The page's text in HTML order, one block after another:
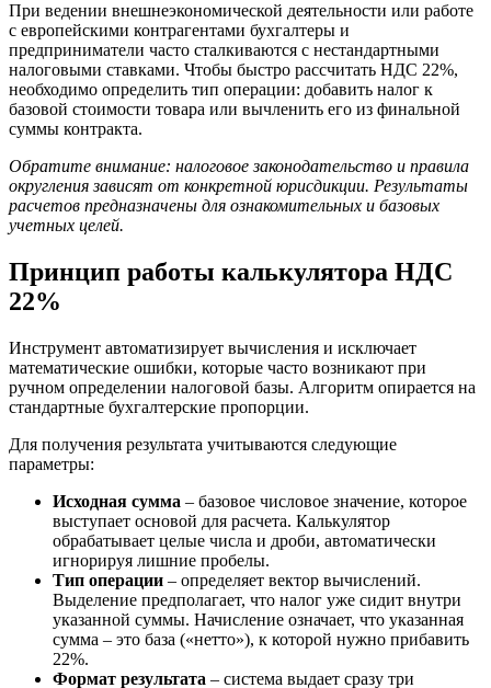
При ведении внешнеэкономической деятельности или работе
с европейскими контрагентами бухгалтеры и
предприниматели часто сталкиваются с нестандартными
налоговыми ставками. Чтобы быстро рассчитать НДС 22%,
необходимо определить тип операции: добавить налог к
базовой стоимости товара или вычленить его из финальной
суммы контракта.
Обратите внимание: налоговое законодательство и правила
округления зависят от конкретной юрисдикции. Результаты
расчетов предназначены для ознакомительных и базовых
учетных целей.
Принцип работы калькулятора НДС
22%
Инструмент автоматизирует вычисления и исключает
математические ошибки, которые часто возникают при
ручном определении налоговой базы. Алгоритм опирается на
стандартные бухгалтерские пропорции.
Для получения результата учитываются следующие
параметры:
Исходная сумма – базовое числовое значение, которое
выступает основой для расчета. Калькулятор
обрабатывает целые числа и дроби, автоматически
игнорируя лишние пробелы.
Тип операции – определяет вектор вычислений.
Выделение предполагает, что налог уже сидит внутри
указанной суммы. Начисление означает, что указанная
сумма – это база («нетто»), к которой нужно прибавить
22%.
Формат результата – система выдает сразу три